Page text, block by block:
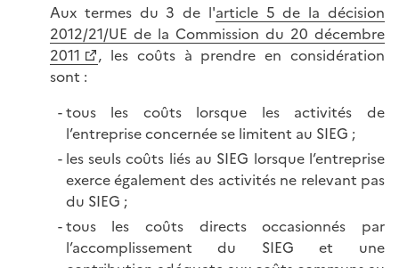
Aux termes du 3 de l'article 5 de la décision
2012/21/UE de la Commission du 20 décembre
2011
, les coûts à prendre en considération
sont :
tous les coûts lorsque les activités de
l’entreprise concernée se limitent au SIEG ;
les seuls coûts liés au SIEG lorsque l’entreprise
exerce également des activités ne relevant pas
du SIEG ;
tous les coûts directs occasionnés par
l’accomplissement du SIEG et une